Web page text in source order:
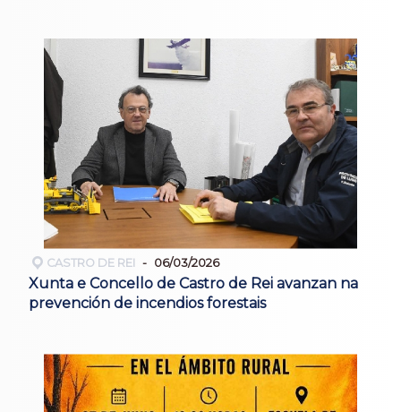
CASTRO DE REI 06/03/2026
Xunta e Concello de Castro de Rei avanzan na
prevención de incendios forestais